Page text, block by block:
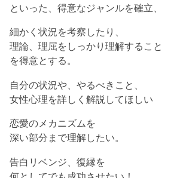
といった、得意なジャンルを確立、
細かく状況を考察したり、
理論、理屈をしっかり理解すること
を得意とする。
自分の状況や、やるべきこと、
女性心理を詳しく解説してほしい
恋愛のメカニズムを
深い部分まで理解したい。
告白リベンジ、復縁を